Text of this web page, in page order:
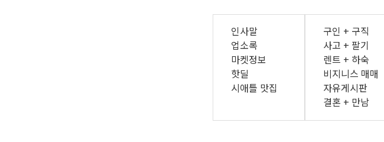
인사말
업소록
마켓정보
핫딜
시애틀 맛집
구인 + 구직
사고 + 팔기
렌트 + 하숙
비지니스 매매
자유게시판
결혼 + 만남